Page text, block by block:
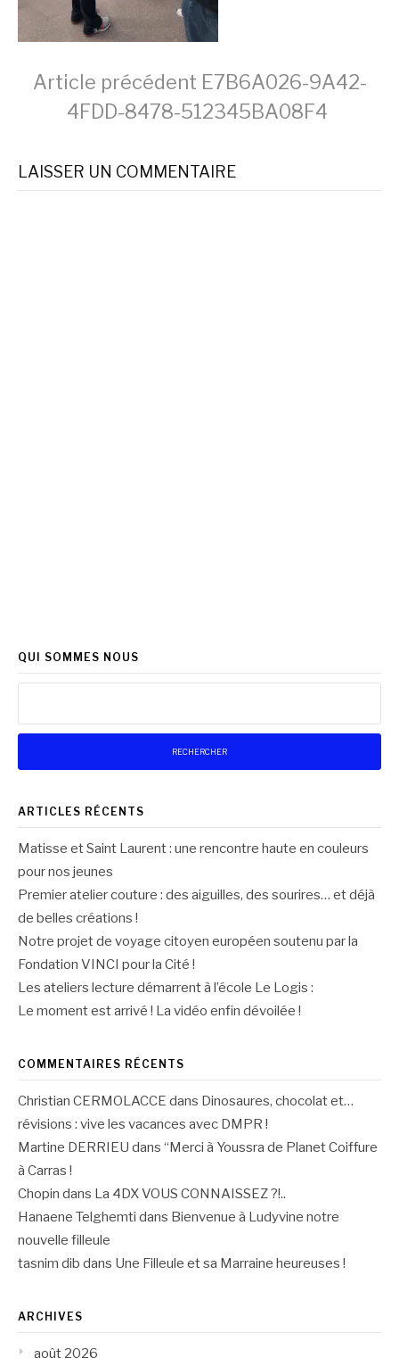
Lire
la
suite
Article précédent E7B6A026-9A42-
4FDD-8478-512345BA08F4
LAISSER UN COMMENTAIRE
QUI SOMMES NOUS
ARTICLES RÉCENTS
Matisse et Saint Laurent : une rencontre haute en couleurs
pour nos jeunes
Premier atelier couture : des aiguilles, des sourires… et déjà
de belles créations !
Notre projet de voyage citoyen européen soutenu par la
Fondation VINCI pour la Cité !
Les ateliers lecture démarrent à l’école Le Logis :
Le moment est arrivé ! La vidéo enfin dévoilée !
COMMENTAIRES RÉCENTS
Christian CERMOLACCE dans Dinosaures, chocolat et…
révisions : vive les vacances avec DMPR !
Martine DERRIEU dans “Merci à Youssra de Planet Coiffure
à Carras !
Chopin dans La 4DX VOUS CONNAISSEZ ?!..
Hanaene Telghemti dans Bienvenue à Ludyvine notre
nouvelle filleule
tasnim dib dans Une Filleule et sa Marraine heureuses !
ARCHIVES
août 2026